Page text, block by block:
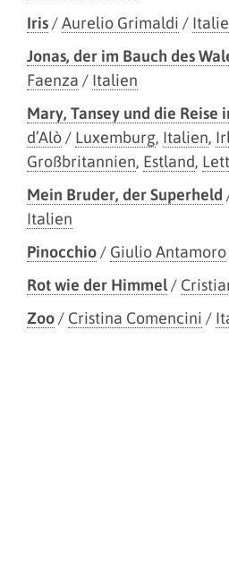
Iris/Aurelio Grimaldi /
Jonas, der im Bauch des
Faenza / Italien
Mary, Tansey und die Reise
d’Alò/ Luxemburg, Italien,
Großbritannien, Estland,
Mein Bruder, der Superheld
Italien
Pinocchio/ Giulio Antamoro
Rot wie der Himmel/
Zoo/ Cristina Comencini /